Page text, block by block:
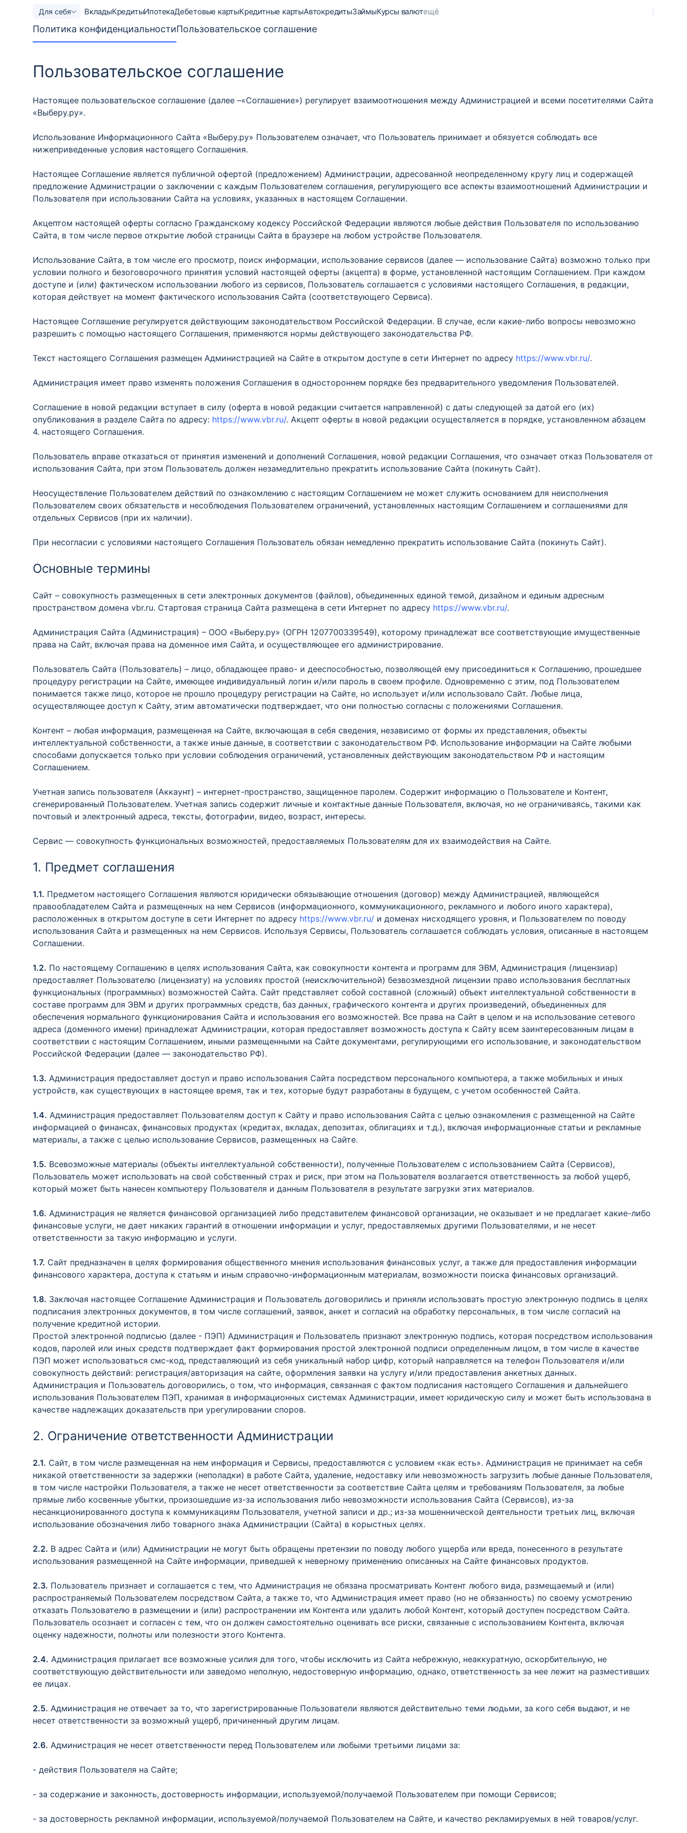
Для себя ВкладыКредитыИпотекаДебетовые картыКредитные картыАвтокредитыЗаймыКурсы валютещё
Политика конфиденциальностиПользовательское соглашение
Пользовательское соглашение
Настоящее пользовательское соглашение (далее –«Соглашение») регулирует взаимоотношения между Администрацией и всеми посетителями Сайта
«Выберу.ру».
Использование Информационного Сайта «Выберу.ру» Пользователем означает, что Пользователь принимает и обязуется соблюдать все
нижеприведенные условия настоящего Соглашения.
Настоящее Соглашение является публичной офертой (предложением) Администрации, адресованной неопределенному кругу лиц и содержащей
предложение Администрации о заключении с каждым Пользователем соглашения, регулирующего все аспекты взаимоотношений Администрации и
Пользователя при использовании Сайта на условиях, указанных в настоящем Соглашении.
Акцептом настоящей оферты согласно Гражданскому кодексу Российской Федерации являются любые действия Пользователя по использованию
Сайта, в том числе первое открытие любой страницы Сайта в браузере на любом устройстве Пользователя.
Использование Сайта, в том числе его просмотр, поиск информации, использование сервисов (далее — использование Сайта) возможно только при
условии полного и безоговорочного принятия условий настоящей оферты (акцепта) в форме, установленной настоящим Соглашением. При каждом
доступе и (или) фактическом использовании любого из сервисов, Пользователь соглашается с условиями настоящего Соглашения, в редакции,
которая действует на момент фактического использования Сайта (соответствующего Сервиса).
Настоящее Соглашение регулируется действующим законодательством Российской Федерации. В случае, если какие-либо вопросы невозможно
разрешить с помощью настоящего Соглашения, применяются нормы действующего законодательства РФ.
Текст настоящего Соглашения размещен Администрацией на Сайте в открытом доступе в сети Интернет по адресу https://www.vbr.ru/.
Администрация имеет право изменять положения Соглашения в одностороннем порядке без предварительного уведомления Пользователей.
Соглашение в новой редакции вступает в силу (оферта в новой редакции считается направленной) с даты следующей за датой его (их)
опубликования в разделе Сайта по адресу: https://www.vbr.ru/. Акцепт оферты в новой редакции осуществляется в порядке, установленном абзацем
4. настоящего Соглашения.
Пользователь вправе отказаться от принятия изменений и дополнений Соглашения, новой редакции Соглашения, что означает отказ Пользователя от
использования Сайта, при этом Пользователь должен незамедлительно прекратить использование Сайта (покинуть Сайт).
Неосуществление Пользователем действий по ознакомлению с настоящим Соглашением не может служить основанием для неисполнения
Пользователем своих обязательств и несоблюдения Пользователем ограничений, установленных настоящим Соглашением и соглашениями для
отдельных Сервисов (при их наличии).
При несогласии с условиями настоящего Соглашения Пользователь обязан немедленно прекратить использование Сайта (покинуть Сайт).
Основные термины
Сайт – совокупность размещенных в сети электронных документов (файлов), объединенных единой темой, дизайном и единым адресным
пространством домена vbr.ru. Стартовая страница Сайта размещена в сети Интернет по адресу https://www.vbr.ru/.
Администрация Сайта (Администрация) – ООО «Выберу.ру» (ОГРН 1207700339549), которому принадлежат все соответствующие имущественные
права на Сайт, включая права на доменное имя Сайта, и осуществляющее его администрирование.
Пользователь Сайта (Пользователь) – лицо, обладающее право- и дееспособностью, позволяющей ему присоединиться к Соглашению, прошедшее
процедуру регистрации на Сайте, имеющее индивидуальный логин и/или пароль в своем профиле. Одновременно с этим, под Пользователем
понимается также лицо, которое не прошло процедуру регистрации на Сайте, но использует и/или использовало Сайт. Любые лица,
осуществляющее доступ к Сайту, этим автоматически подтверждает, что они полностью согласны с положениями Соглашения.
Контент – любая информация, размещенная на Сайте, включающая в себя сведения, независимо от формы их представления, объекты
интеллектуальной собственности, а также иные данные, в соответствии с законодательством РФ. Использование информации на Сайте любыми
способами допускается только при условии соблюдения ограничений, установленных действующим законодательством РФ и настоящим
Соглашением.
Учетная запись пользователя (Аккаунт) – интернет-пространство, защищенное паролем. Содержит информацию о Пользователе и Контент,
сгенерированный Пользователем. Учетная запись содержит личные и контактные данные Пользователя, включая, но не ограничиваясь, такими как
почтовый и электронный адреса, тексты, фотографии, видео, возраст, интересы.
Сервис — совокупность функциональных возможностей, предоставляемых Пользователям для их взаимодействия на Сайте.
1. Предмет соглашения
1.1. Предметом настоящего Соглашения являются юридически обязывающие отношения (договор) между Администрацией, являющейся
правообладателем Сайта и размещенных на нем Сервисов (информационного, коммуникационного, рекламного и любого иного характера),
расположенных в открытом доступе в сети Интернет по адресу https://www.vbr.ru/ и доменах нисходящего уровня, и Пользователем по поводу
использования Сайта и размещенных на нем Сервисов. Используя Сервисы, Пользователь соглашается соблюдать условия, описанные в настоящем
Соглашении.
1.2. По настоящему Соглашению в целях использования Сайта, как совокупности контента и программ для ЭВМ, Администрация (лицензиар)
предоставляет Пользователю (лицензиату) на условиях простой (неисключительной) безвозмездной лицензии право использования бесплатных
функциональных (программных) возможностей Сайта. Сайт представляет собой составной (сложный) объект интеллектуальной собственности в
составе программ для ЭВМ и других программных средств, баз данных, графического контента и других произведений, объединенных для
обеспечения нормального функционирования Сайта и использования его возможностей. Все права на Сайт в целом и на использование сетевого
адреса (доменного имени) принадлежат Администрации, которая предоставляет возможность доступа к Сайту всем заинтересованным лицам в
соответствии с настоящим Соглашением, иными размещенными на Сайте документами, регулирующими его использование, и законодательством
Российской Федерации (далее — законодательство РФ).
1.3. Администрация предоставляет доступ и право использования Сайта посредством персонального компьютера, а также мобильных и иных
устройств, как существующих в настоящее время, так и тех, которые будут разработаны в будущем, с учетом особенностей Сайта.
1.4. Администрация предоставляет Пользователям доступ к Сайту и право использования Сайта с целью ознакомления с размещенной на Сайте
информацией о финансах, финансовых продуктах (кредитах, вкладах, депозитах, облигациях и т.д.), включая информационные статьи и рекламные
материалы, а также с целью использование Сервисов, размещенных на Сайте.
1.5. Всевозможные материалы (объекты интеллектуальной собственности), полученные Пользователем с использованием Сайта (Сервисов),
Пользователь может использовать на свой собственный страх и риск, при этом на Пользователя возлагается ответственность за любой ущерб,
который может быть нанесен компьютеру Пользователя и данным Пользователя в результате загрузки этих материалов.
1.6. Администрация не является финансовой организацией либо представителем финансовой организации, не оказывает и не предлагает какие-либо
финансовые услуги, не дает никаких гарантий в отношении информации и услуг, предоставляемых другими Пользователями, и не несет
ответственности за такую информацию и услуги.
1.7. Сайт предназначен в целях формирования общественного мнения использования финансовых услуг, а также для предоставления информации
финансового характера, доступа к статьям и иным справочно-информационным материалам, возможности поиска финансовых организаций.
1.8. Заключая настоящее Соглашение Администрация и Пользователь договорились и приняли использовать простую электронную подпись в целях
подписания электронных документов, в том числе соглашений, заявок, анкет и согласий на обработку персональных, в том числе согласий на
получение кредитной истории.
Простой электронной подписью (далее - ПЭП) Администрация и Пользователь признают электронную подпись, которая посредством использования
кодов, паролей или иных средств подтверждает факт формирования простой электронной подписи определенным лицом, в том числе в качестве
ПЭП может использоваться смс-код, представляющий из себя уникальный набор цифр, который направляется на телефон Пользователя и/или
совокупность действий: регистрация/авторизация на сайте, оформления заявки на услугу и/или предоставления анкетных данных.
Администрация и Пользователь договорились, о том, что информация, связанная с фактом подписания настоящего Соглашения и дальнейшего
использования Пользователем ПЭП, хранимая в информационных системах Администрации, имеет юридическую силу и может быть использована в
качестве надлежащих доказательств при урегулировании споров.
2. Ограничение ответственности Администрации
2.1. Сайт, в том числе размещенная на нем информация и Сервисы, предоставляются с условием «как есть». Администрация не принимает на себя
никакой ответственности за задержки (неполадки) в работе Сайта, удаление, недоставку или невозможность загрузить любые данные Пользователя,
в том числе настройки Пользователя, а также не несет ответственности за соответствие Сайта целям и требованиям Пользователя, за любые
прямые либо косвенные убытки, произошедшие из-за использования либо невозможности использования Сайта (Сервисов), из-за
несанкционированного доступа к коммуникациям Пользователя, учетной записи и др.; из-за мошеннической деятельности третьих лиц, включая
использование обозначения либо товарного знака Администрации (Сайта) в корыстных целях.
2.2. В адрес Сайта и (или) Администрации не могут быть обращены претензии по поводу любого ущерба или вреда, понесенного в результате
использования размещенной на Сайте информации, приведшей к неверному применению описанных на Сайте финансовых продуктов.
2.3. Пользователь признает и соглашается с тем, что Администрация не обязана просматривать Контент любого вида, размещаемый и (или)
распространяемый Пользователем посредством Сайта, а также то, что Администрация имеет право (но не обязанность) по своему усмотрению
отказать Пользователю в размещении и (или) распространении им Контента или удалить любой Контент, который доступен посредством Сайта.
Пользователь осознает и согласен с тем, что он должен самостоятельно оценивать все риски, связанные с использованием Контента, включая
оценку надежности, полноты или полезности этого Контента.
2.4. Администрация прилагает все возможные усилия для того, чтобы исключить из Сайта небрежную, неаккуратную, оскорбительную, не
соответствующую действительности или заведомо неполную, недостоверную информацию, однако, ответственность за нее лежит на разместивших
ее лицах.
2.5. Администрация не отвечает за то, что зарегистрированные Пользователи являются действительно теми людьми, за кого себя выдают, и не
несет ответственности за возможный ущерб, причиненный другим лицам.
2.6. Администрация не несет ответственности перед Пользователем или любыми третьими лицами за:
- действия Пользователя на Сайте;
- за содержание и законность, достоверность информации, используемой/получаемой Пользователем при помощи Сервисов;
- за достоверность рекламной информации, используемой/получаемой Пользователем на Сайте, и качество рекламируемых в ней товаров/услуг.